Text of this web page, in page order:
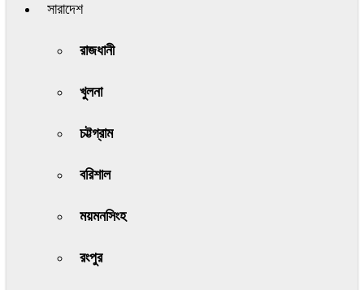
সারাদেশ
রাজধানী
খুলনা
চট্টগ্রাম
বরিশাল
ময়মনসিংহ
রংপুর